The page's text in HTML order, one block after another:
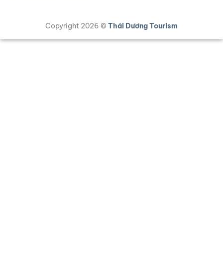
Copyright 2026 © Thái Dương Tourism